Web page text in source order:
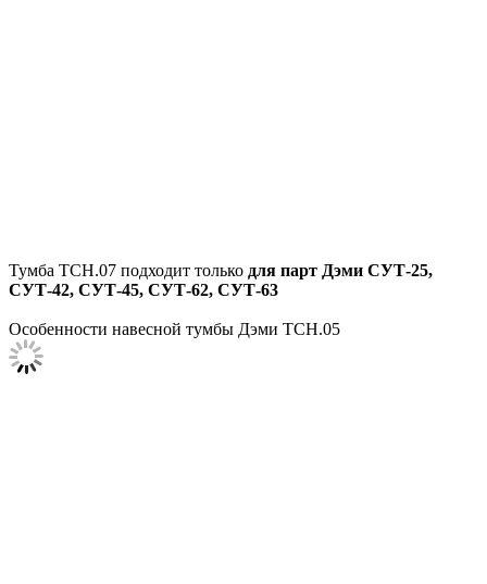
Тумба ТСН.07 подходит только для парт Дэми СУТ-25,
СУТ-42, СУТ-45, СУТ-62, СУТ-63
Особенности навесной тумбы Дэми ТСН.05